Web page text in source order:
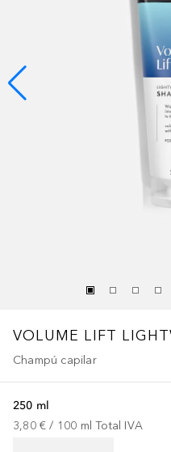
VOLUME LIFT
Champú capilar
250 ml
3,80 € / 100 ml Total IVA